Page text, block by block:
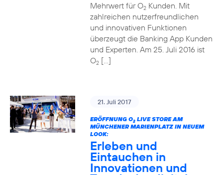
Mehrwert für O2Kunden. Mit
zahlreichen nutzerfreundlichen
und innovativen Funktionen
überzeugt die Banking App Kunden
und Experten. Am 25. Juli 2016 ist
O2[…]
21. Juli 2017
ERÖFFNUNG O2LIVE STORE AM
MÜNCHENER MARIENPLATZ IN NEUEM
LOOK:
Erleben und
Eintauchen in
Innovationen und